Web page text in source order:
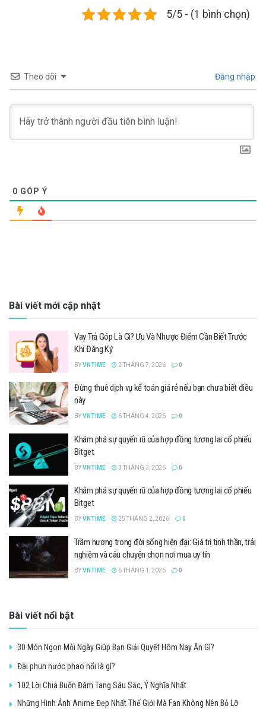
5/5 - (1 bình chọn)
Theo dõi Đăng nhập
0 GÓP Ý
Bài viết mới cập nhật
Vay Trả Góp Là Gì? Ưu Và Nhược Điểm Cần Biết Trước
Khi Đăng Ký
BYVNTIME 2 THÁNG 7, 2026 0
Đừng thuê dịch vụ kế toán giá rẻ nếu bạn chưa biết điều
này
BYVNTIME 6 THÁNG 4, 2026 0
Khám phá sự quyến rũ của hợp đồng tương lai cổ phiếu
Bitget
BYVNTIME 3 THÁNG 3, 2026 0
Khám phá sự quyến rũ của hợp đồng tương lai cổ phiếu
Bitget
BYVNTIME 25 THÁNG 2, 2026 0
Trầm hương trong đời sống hiện đại: Giá trị tinh thần, trải
nghiệm và câu chuyện chọn nơi mua uy tín
BYVNTIME 6 THÁNG 1, 2026 0
Bài viết nổi bật
30 Món Ngon Mỗi Ngày Giúp Bạn Giải Quyết Hôm Nay Ăn Gì?
Đài phun nước phao nổi là gì?
102 Lời Chia Buồn Đám Tang Sâu Sắc, Ý Nghĩa Nhất
Những Hình Ảnh Anime Đẹp Nhất Thế Giới Mà Fan Không Nên Bỏ Lỡ